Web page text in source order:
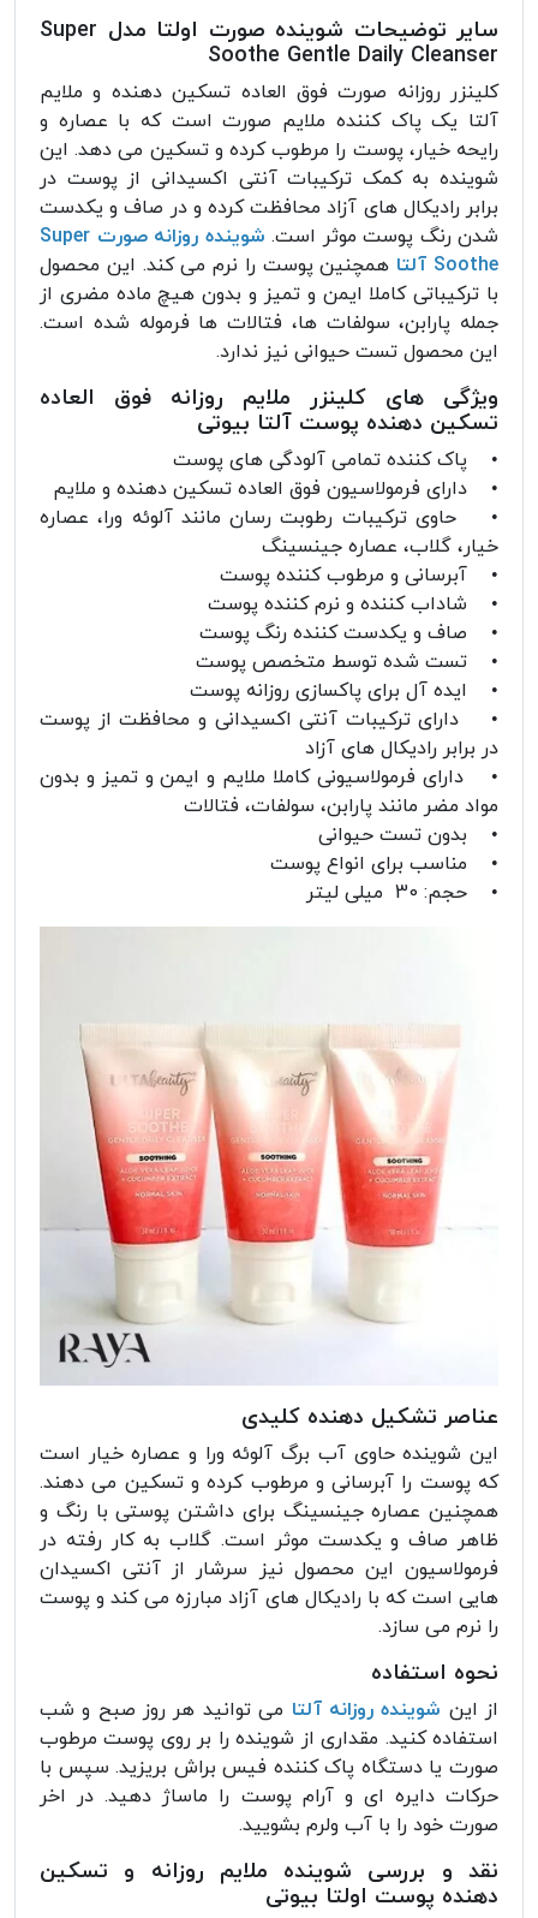
سایر توضیحات شوینده صورت اولتا مدل Super
Soothe Gentle Daily Cleanser
کلینزر روزانه صورت فوق العاده تسکین دهنده و ملایم
آلتا یک پاک کننده ملایم صورت است که با عصاره و
رایحه خیار، پوست را مرطوب کرده و تسکین می دهد. این
شوینده به کمک ترکیبات آنتی اکسیدانی از پوست در
برابر رادیکال های آزاد محافظت کرده و در صاف و یکدست
شدن رنگ پوست موثر است.
شوینده روزانه صورت Super
Soothe آلتا
همچنین پوست را نرم می کند. این محصول
با ترکیباتی کاملا ایمن و تمیز و بدون هیچ ماده مضری از
جمله پارابن، سولفات ها، فتالات ها فرموله شده است.
این محصول تست حیوانی نیز ندارد.
ویژگی های کلینزر ملایم روزانه فوق العاده
تسکین دهنده پوست آلتا بیوتی
• پاک کننده تمامی آلودگی های پوست
• دارای فرمولاسیون فوق العاده تسکین دهنده و ملایم
• حاوی ترکیبات رطوبت رسان مانند آلوئه ورا، عصاره
خیار، گلاب، عصاره جینسینگ
• آبرسانی و مرطوب کننده پوست
• شاداب کننده و نرم کننده پوست
• صاف و یکدست کننده رنگ پوست
• تست شده توسط متخصص پوست
• ایده آل برای پاکسازی روزانه پوست
• دارای ترکیبات آنتی اکسیدانی و محافظت از پوست
در برابر رادیکال های آزاد
• دارای فرمولاسیونی کاملا ملایم و ایمن و تمیز و بدون
مواد مضر مانند پارابن، سولفات، فتالات
• بدون تست حیوانی
• مناسب برای انواع پوست
• حجم: 30 میلی لیتر
عناصر تشکیل دهنده کلیدی
این شوینده حاوی آب برگ آلوئه ورا و عصاره خیار است
که پوست را آبرسانی و مرطوب کرده و تسکین می دهند.
همچنین عصاره جینسینگ برای داشتن پوستی با رنگ و
ظاهر صاف و یکدست موثر است. گلاب به کار رفته در
فرمولاسیون این محصول نیز سرشار از آنتی اکسیدان
هایی است که با رادیکال های آزاد مبارزه می کند و پوست
را نرم می سازد.
نحوه استفاده
از این شوینده روزانه آلتا می توانید هر روز صبح و شب
استفاده کنید. مقداری از شوینده را بر روی پوست مرطوب
صورت یا دستگاه پاک کننده فیس براش بریزید. سپس با
حرکات دایره ای و آرام پوست را ماساژ دهید. در اخر
صورت خود را با آب ولرم بشویید.
نقد و بررسی شوینده ملایم روزانه و تسکین
دهنده پوست اولتا بیوتی